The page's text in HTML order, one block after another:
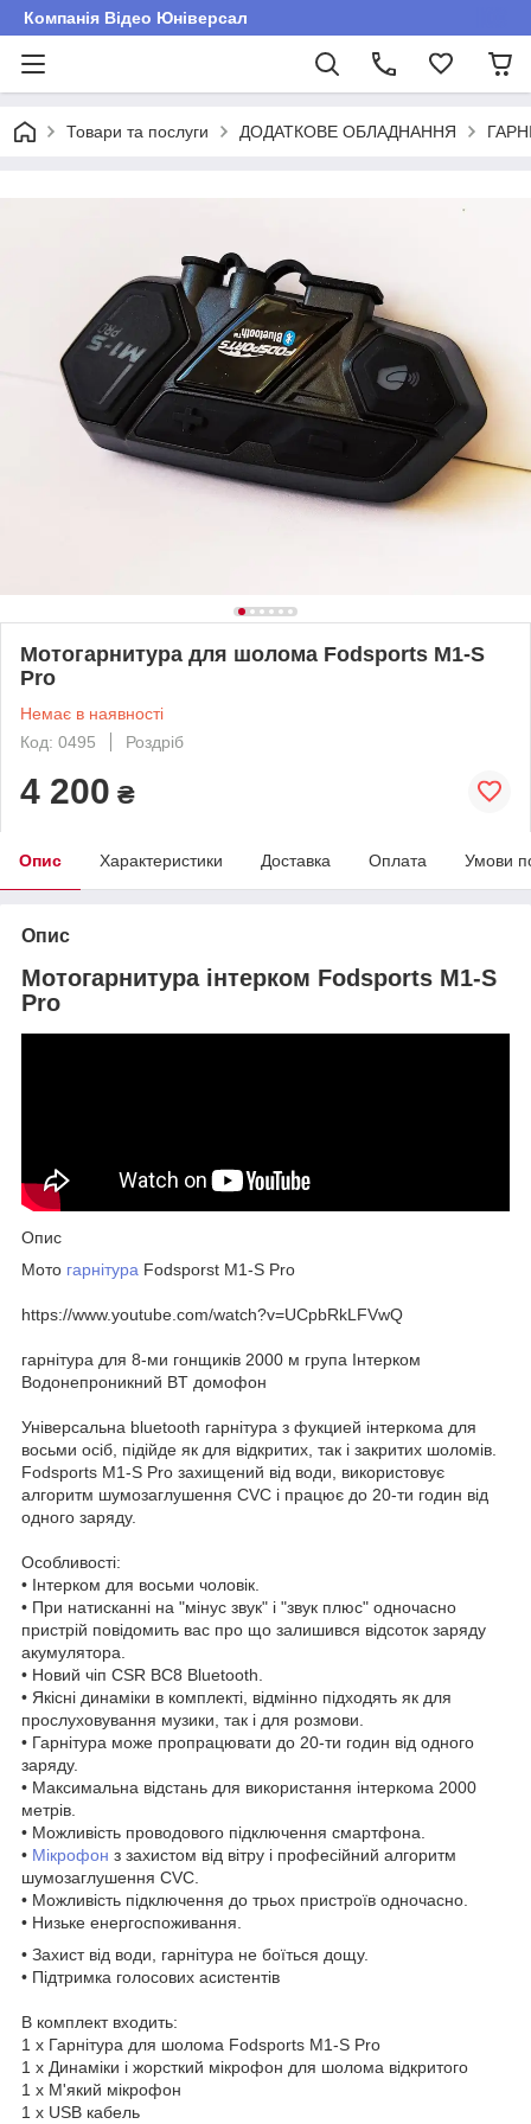
Компанія Відео Юніверсал
Товари та послуги ДОДАТКОВЕ ОБЛАДНАННЯ
Мотогарнитура для шолома Fodsports M1-S
Pro
Немає в наявності
Код: 0495
Роздріб
4 200 ₴
Опис Характеристики Доставка Оплата Умови
Опис
Мотогарнитура інтерком Fodsports M1-S
Pro
Опис
Мото гарнітура Fodsporst M1-S Pro
https://www.youtube.com/watch?v=UCpbRkLFVwQ
гарнітура для 8-ми гонщиків 2000 м група Інтерком
Водонепроникний BT домофон
Універсальна bluetooth гарнітура з фукцией інтеркома для
восьми осіб, підійде як для відкритих, так і закритих шоломів.
Fodsports M1-S Pro захищений від води, використовує
алгоритм шумозаглушення CVC і працює до 20-ти годин від
одного заряду.
Особливості:
• Інтерком для восьми чоловік.
• При натисканні на "мінус звук" і "звук плюс" одночасно
пристрій повідомить вас про що залишився відсоток заряду
акумулятора.
• Новий чіп CSR BC8 Bluetooth.
• Якісні динаміки в комплекті, відмінно підходять як для
прослуховування музики, так і для розмови.
• Гарнітура може пропрацювати до 20-ти годин від одного
заряду.
• Максимальна відстань для використання інтеркома 2000
метрів.
• Можливість проводового підключення смартфона.
• Мікрофон з захистом від вітру і професійний алгоритм
шумозаглушення CVC.
• Можливість підключення до трьох пристроїв одночасно.
• Низьке енергоспоживання.
• Захист від води, гарнітура не боїться дощу.
• Підтримка голосових асистентів
В комплект входить:
1 x Гарнітура для шолома Fodsports M1-S Pro
1 х Динаміки і жорсткий мікрофон для шолома відкритого
1 x М'який мікрофон
1 x USB кабель